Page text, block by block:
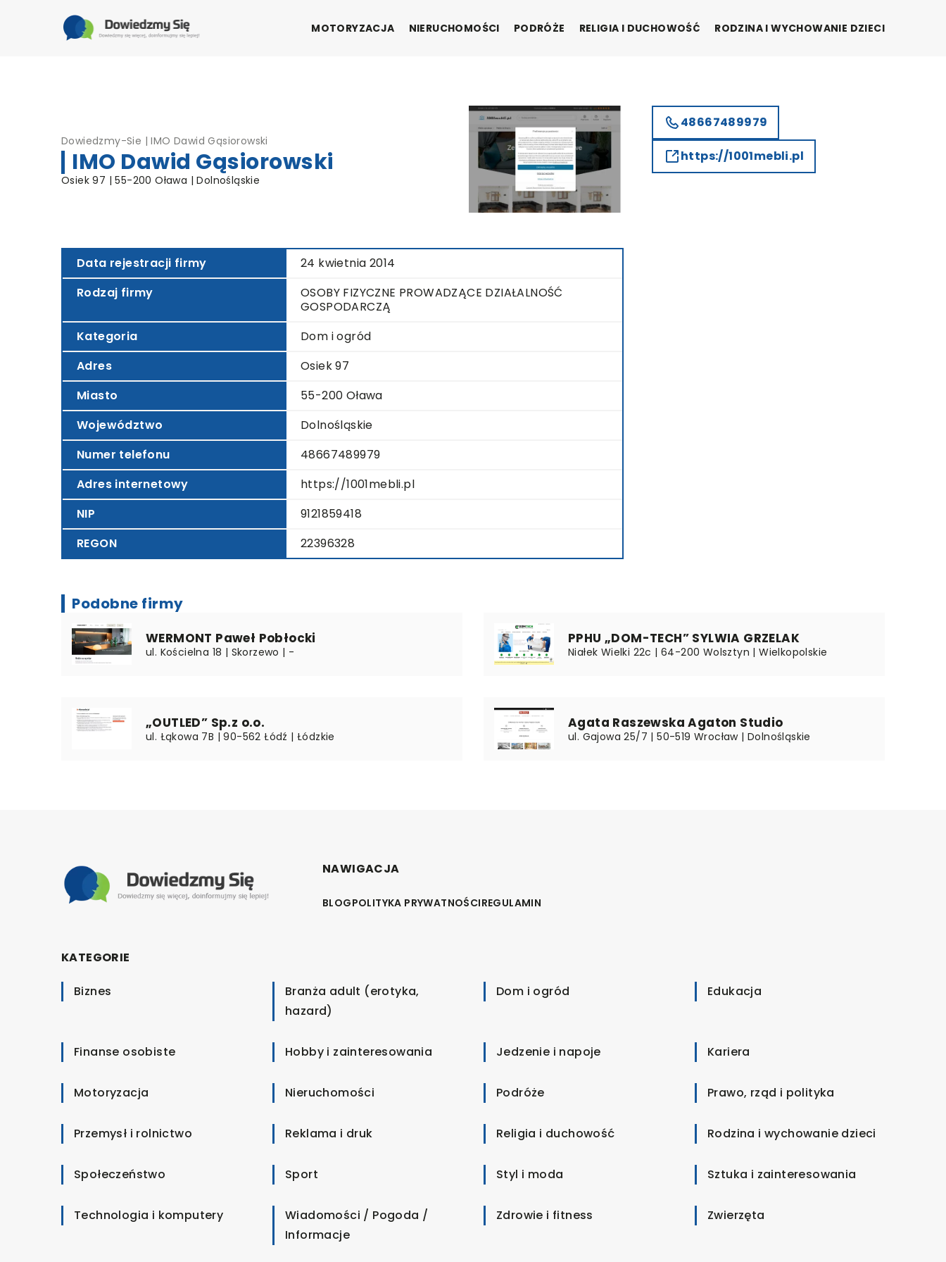
MOTORYZACJA NIERUCHOMOŚCI PODRÓŻE RELIGIA I DUCHOWOŚĆ RODZINA I WYCHOWANIE DZIECI
Dowiedzmy-Sie |IMO Dawid Gąsiorowski
IMO Dawid Gąsiorowski
Osiek 97 | 55-200 Oława | Dolnośląskie
Data rejestracji firmy
24 kwietnia 2014
Rodzaj firmy
OSOBY FIZYCZNE PROWADZĄCE DZIAŁALNOŚĆ
GOSPODARCZĄ
Kategoria
Dom i ogród
Adres
Osiek 97
Miasto
55-200 Oława
Województwo
Dolnośląskie
Numer telefonu
48667489979
Adres internetowy
https://1001mebli.pl
NIP
9121859418
REGON
22396328
48667489979
https://1001mebli.pl
Podobne firmy
WERMONT Paweł Pobłocki
ul. Kościelna 18 | Skorzewo | -
PPHU „DOM-TECH” SYLWIA GRZELAK
Niałek Wielki 22c | 64-200 Wolsztyn | Wielkopolskie
„OUTLED” Sp.z o.o.
ul. Łąkowa 7B | 90-562 Łódź | Łódzkie
Agata Raszewska Agaton Studio
ul. Gajowa 25/7 | 50-519 Wrocław | Dolnośląskie
NAWIGACJA
BLOGPOLITYKA PRYWATNOŚCIREGULAMIN
KATEGORIE
Biznes
Branża adult (erotyka,
hazard)
Dom i ogród Edukacja
Finanse osobiste Hobby i zainteresowania Jedzenie i napoje Kariera
Motoryzacja Nieruchomości Podróże Prawo, rząd i polityka
Przemysł i rolnictwo Reklama i druk Religia i duchowość Rodzina i wychowanie dzieci
Społeczeństwo Sport Styl i moda Sztuka i zainteresowania
Technologia i komputery
Wiadomości / Pogoda /
Informacje
Zdrowie i fitness Zwierzęta